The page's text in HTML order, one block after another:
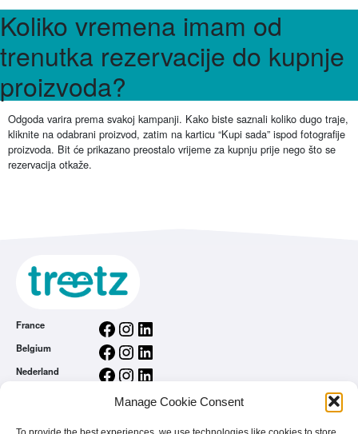
Manage Cookie Consent
Koliko vremena imam od
trenutka rezervacije do kupnje
proizvoda?
Odgoda varira prema svakoj kampanji. Kako biste saznali koliko dugo traje,
kliknite na odabrani proizvod, zatim na karticu “Kupi sada” ispod fotografije
proizvoda. Bit će prikazano preostalo vrijeme za kupnju prije nego što se
rezervacija otkaže.
France Facebook Instagram LinkedIn
Belgium Facebook Instagram LinkedIn
Nederland Facebook Instagram LinkedIn
InstagramLinkedIn